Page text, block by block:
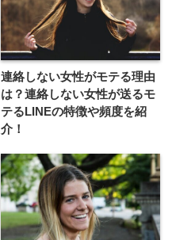
連絡しない女性がモテる理由
は？連絡しない女性が送るモ
テるLINEの特徴や頻度を紹
介！